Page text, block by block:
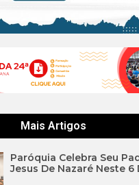
Mais Artigos
Paróquia Celebra Seu
Jesus De Nazaré Neste 6